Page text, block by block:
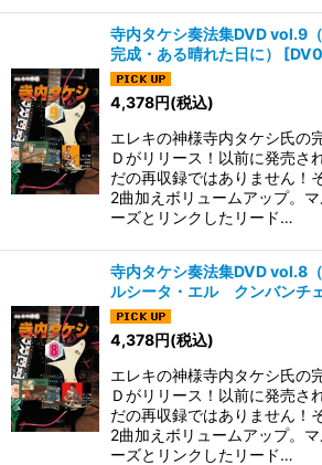
寺内タケシ奏法集DVD vol.9
完成・ある晴れた日に）
[
4,378円(税込)
エレキの神様寺内タケシ氏の
Ｄがリリース！以前に発売さ
だの再収録ではありません！
2曲加えボリュームアップ。
ーズとリンクしたリード…
寺内タケシ奏法集DVD vol.8
ルシータ・エル クンバンチェ
4,378円(税込)
エレキの神様寺内タケシ氏の
Ｄがリリース！以前に発売さ
だの再収録ではありません！
2曲加えボリュームアップ。
ーズとリンクしたリード…